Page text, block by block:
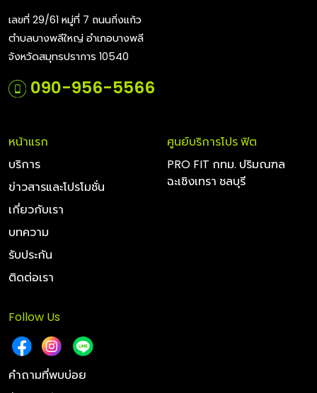
เลขที่ 29/61 หมู่ที่ 7 ถนนกิ่งแก้ว
ตำบลบางพลีใหญ่ อำเภอบางพลี
จังหวัดสมุทรปราการ 10540
090-956-5566
หน้าแรก
บริการ
ข่าวสารและโปรโมชั่น
เกี่ยวกับเรา
บทความ
รับประกัน
ติดต่อเรา
ศูนย์บริการโปร ฟิต
PRO FIT กทม. ปริมณฑล
ฉะเชิงเทรา ชลบุรี
Follow Us
คำถามที่พบบ่อย